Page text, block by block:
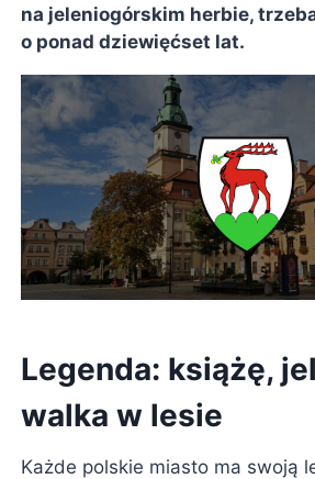
na jeleniogórskim herbie,
o ponad dziewięćset lat.
Legenda: książę,
walka w lesie
Każde polskie miasto ma swoją